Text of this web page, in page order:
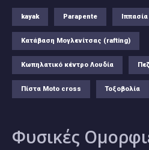
kayak Parapente Ιππασία
Κατάβαση Μογλενίτσας (rafting)
Κωπηλατικό κέντρο Λουδία
Πίστα Moto cross Τοξοβολία
Φυσικές